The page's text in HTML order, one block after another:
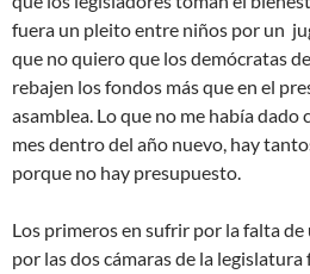
fuera un pleito entre niños por un
que no quiero que los demócratas
rebajen los fondos más que en el
asamblea. Lo que no me había dado
mes dentro del año nuevo, hay
porque no hay presupuesto.
Los primeros en sufrir por la falta
por las dos cámaras de la